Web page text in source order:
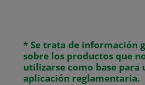
* Se trata de información
sobre los productos que
utilizarse como base para
aplicación reglamentaria.